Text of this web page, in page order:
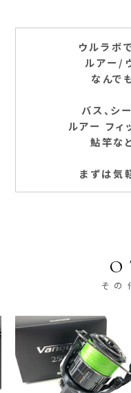
ウルラボ
ルアー/
なんで
バス、シ
ルアー フィ
鮎竿な
まずは気
その